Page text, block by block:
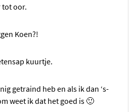
tot oor.
Koen?!
kuurtje.
getraind heb en als ik dan ‘s-
weet ik dat het goed is 🙂